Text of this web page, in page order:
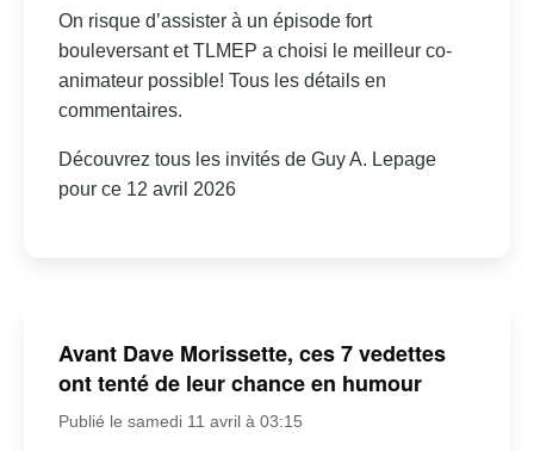
On risque d’assister à un épisode fort
bouleversant et TLMEP a choisi le meilleur co-
animateur possible! Tous les détails en
commentaires.
Découvrez tous les invités de Guy A. Lepage
pour ce 12 avril 2026
Avant Dave Morissette, ces 7 vedettes
ont tenté de leur chance en humour
Publié le samedi 11 avril à 03:15